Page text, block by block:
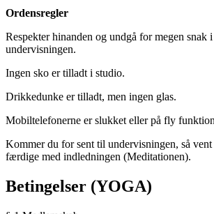
Ordensregler
Respekter hinanden og undgå for megen snak
undervisningen.
Ingen sko er tilladt i studio.
Drikkedunke er tilladt, men ingen glas.
Mobiltelefonerne er slukket eller på fly
Kommer du for sent til undervisningen, så
færdige med indledningen (Meditationen).
Betingelser (YOGA)